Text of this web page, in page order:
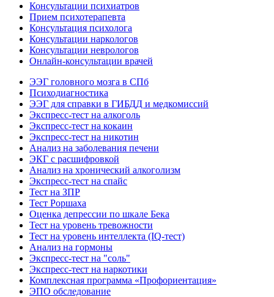
Консультации психиатров
Прием психотерапевта
Консультация психолога
Консультации наркологов
Консультации неврологов
Онлайн-консультации врачей
ЭЭГ головного мозга в СПб
Психодиагностика
ЭЭГ для справки в ГИБДД и медкомиссий
Экспресс-тест на алкоголь
Экспресс-тест на кокаин
Экспресс-тест на никотин
Анализ на заболевания печени
ЭКГ с расшифровкой
Анализ на хронический алкоголизм
Экспресс-тест на спайс
Тест на ЗПР
Тест Роршаха
Оценка депрессии по шкале Бека
Тест на уровень тревожности
Тест на уровень интеллекта (IQ-тест)
Анализ на гормоны
Экспресс-тест на "соль"
Экспресс-тест на наркотики
Комплексная программа «Профориентация»
ЭПО обследование